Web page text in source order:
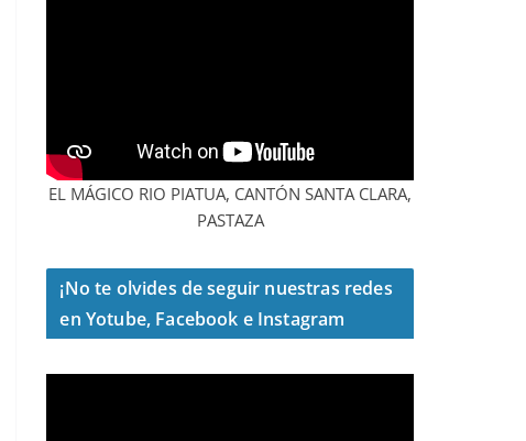
EL MÁGICO RIO PIATUA, CANTÓN SANTA CLARA,
PASTAZA
¡No te olvides de seguir nuestras redes
en Yotube, Facebook e Instagram